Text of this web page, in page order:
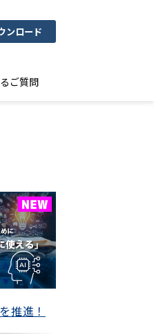
ンロード
ご質問
推進！